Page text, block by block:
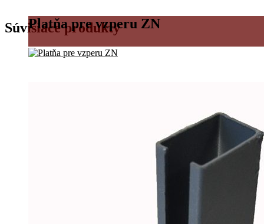
Súvisiace produkty
Platňa pre vzperu ZN